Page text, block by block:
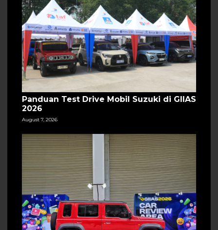
Panduan Test Drive Mobil Suzuki di GIIAS
2026
August 7, 2026